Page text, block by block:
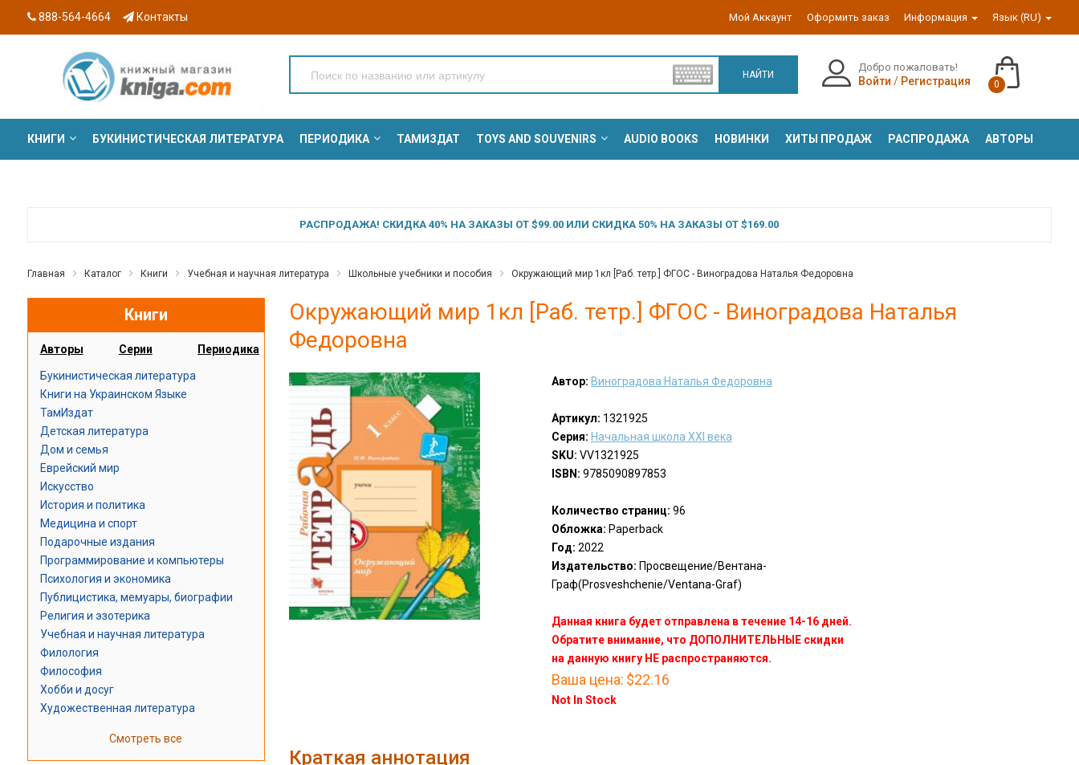
888-564-4664 Контакты Мой Аккаунт Оформить заказ Информация Язык (RU)
НАЙТИ
Добро пожаловать!
Войти / Регистрация 0
КНИГИ БУКИНИСТИЧЕСКАЯ ЛИТЕРАТУРА ПЕРИОДИКА ТАМИЗДАТ TOYS AND SOUVENIRS AUDIO BOOKS НОВИНКИ ХИТЫ ПРОДАЖ РАСПРОДАЖА АВТОРЫ
РАСПРОДАЖА! СКИДКА 40% НА ЗАКАЗЫ ОТ $99.00 ИЛИ СКИДКА 50% НА ЗАКАЗЫ ОТ $169.00
Главная Каталог Книги Учебная и научная литература Школьные учебники и пособия Окружающий мир 1кл [Раб. тетр.] ФГОС - Виноградова Наталья Федоровна
Книги
Авторы Серии Периодика
Букинистическая литература
Книги на Украинском Языке
ТамИздат
Детская литература
Дом и семья
Еврейский мир
Искусство
История и политика
Медицина и спорт
Подарочные издания
Программирование и компьютеры
Психология и экономика
Публицистика, мемуары, биографии
Религия и эзотерика
Учебная и научная литература
Филология
Философия
Хобби и досуг
Художественная литература
Смотреть все
Окружающий мир 1кл [Раб. тетр.] ФГОС - Виноградова Наталья
Федоровна
Автор: Виноградова Наталья Федоровна
Артикул: 1321925
Серия: Начальная школа ХХI века
SKU: VV1321925
ISBN: 9785090897853
Количество страниц: 96
Обложка: Paperback
Год: 2022
Издательство: Просвещение/Вентана-
Граф(Prosveshchenie/Ventana-Graf)
Данная книга будет отправлена в течение 14-16 дней.
Обратите внимание, что ДОПОЛНИТЕЛЬНЫЕ скидки
на данную книгу НЕ распространяются.
Ваша цена: $22.16
Not In Stock
Краткая аннотация